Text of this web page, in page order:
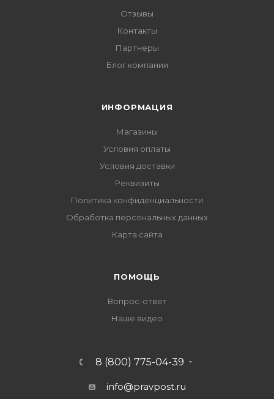
Отзывы
Контакты
Партнеры
Блог компании
ИНФОРМАЦИЯ
Магазины
Условия оплаты
Условия доставки
Реквизиты
Политика конфиденциальности
Обработка персональных данных
Карта сайта
ПОМОЩЬ
Вопрос-ответ
Наше видео
8 (800) 775-04-39
info@pravpost.ru